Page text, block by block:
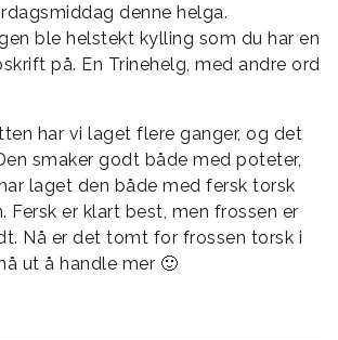
denne helga.
ble helstekt kylling som du har en
på. En Trinehelg, med andre ord
har vi laget flere ganger, og det
smaker godt både med poteter,
laget den både med fersk torsk
Fersk er klart best, men frossen er
Nå er det tomt for frossen torsk i
ut å handle mer 🙂